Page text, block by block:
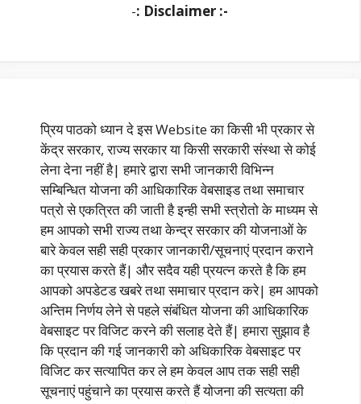
-: Disclaimer :-
प्रिय पाठको ध्यान दे इस Website का किसी भी प्रकार से
केंद्र सरकार, राज्य सरकार या किसी सरकारी संस्था से कोई
लेना देना नहीं है| हमारे द्वारा सभी जानकारी विभिन्न
सम्बिन्धित योजना की आधिकारिक वेबसाइड तथा समाचार
पत्रो से एकत्रित की जाती है इन्ही सभी स्त्रोतो के माध्यम से
हम आपको सभी राज्य तथा केन्द्र सरकार की योजनाओं के
बारे केवल सही सही प्रकार जानकारी/सूचनाएं प्रदान कराने
का प्रयास करते हैं| और सदैव यही प्रयत्न करते है कि हम
आपको अपडेटड खबरे तथा समाचार प्रदान करे| हम आपको
अन्तिम निर्णय लेने से पहले संबंधित योजना की आधिकारिक
वेबसाइट पर विजिट करने की सलाह देते हैं| हमारा सुझाव है
कि प्रदान की गई जानकारी को अधिकारिक वेबसाइट पर
विजिट कर सत्यापित कर ले हम केवल आप तक सही सही
सूचनाएं पहुंचाने का प्रयास करते हैं योजना की सत्यता की